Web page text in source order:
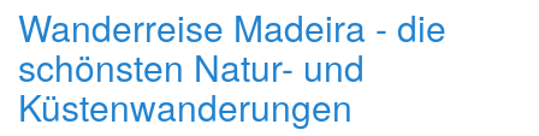
Wanderreise Madeira - die
schönsten Natur- und
Küstenwanderungen